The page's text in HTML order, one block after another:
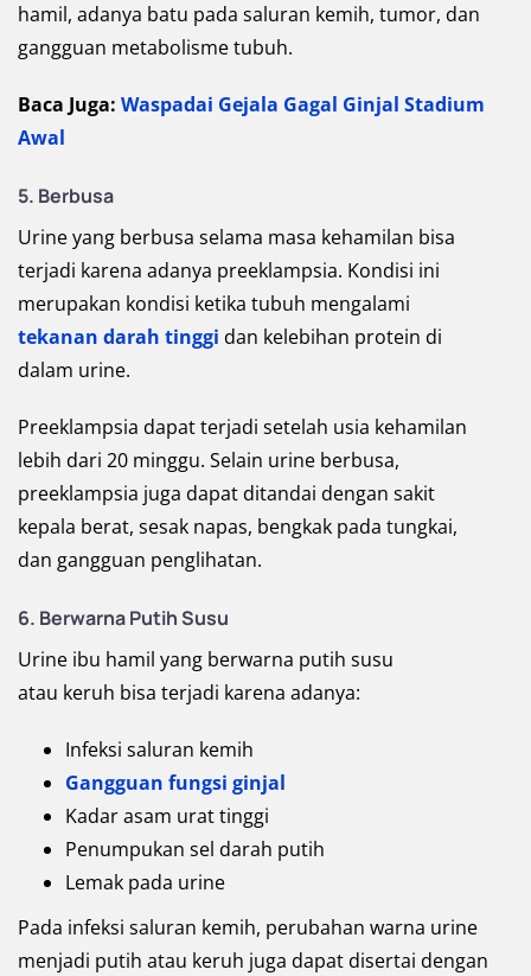
hamil, adanya batu pada saluran kemih, tumor, dan
gangguan metabolisme tubuh.
Baca Juga: Waspadai Gejala Gagal Ginjal Stadium
Awal
5. Berbusa
Urine yang berbusa selama masa kehamilan bisa
terjadi karena adanya preeklampsia. Kondisi ini
merupakan kondisi ketika tubuh mengalami
tekanan darah tinggi dan kelebihan protein di
dalam urine.
Preeklampsia dapat terjadi setelah usia kehamilan
lebih dari 20 minggu. Selain urine berbusa,
preeklampsia juga dapat ditandai dengan sakit
kepala berat, sesak napas, bengkak pada tungkai,
dan gangguan penglihatan.
6. Berwarna Putih Susu
Urine ibu hamil yang berwarna putih susu
atau keruh bisa terjadi karena adanya:
Infeksi saluran kemih
Gangguan fungsi ginjal
Kadar asam urat tinggi
Penumpukan sel darah putih
Lemak pada urine
Pada infeksi saluran kemih, perubahan warna urine
menjadi putih atau keruh juga dapat disertai dengan